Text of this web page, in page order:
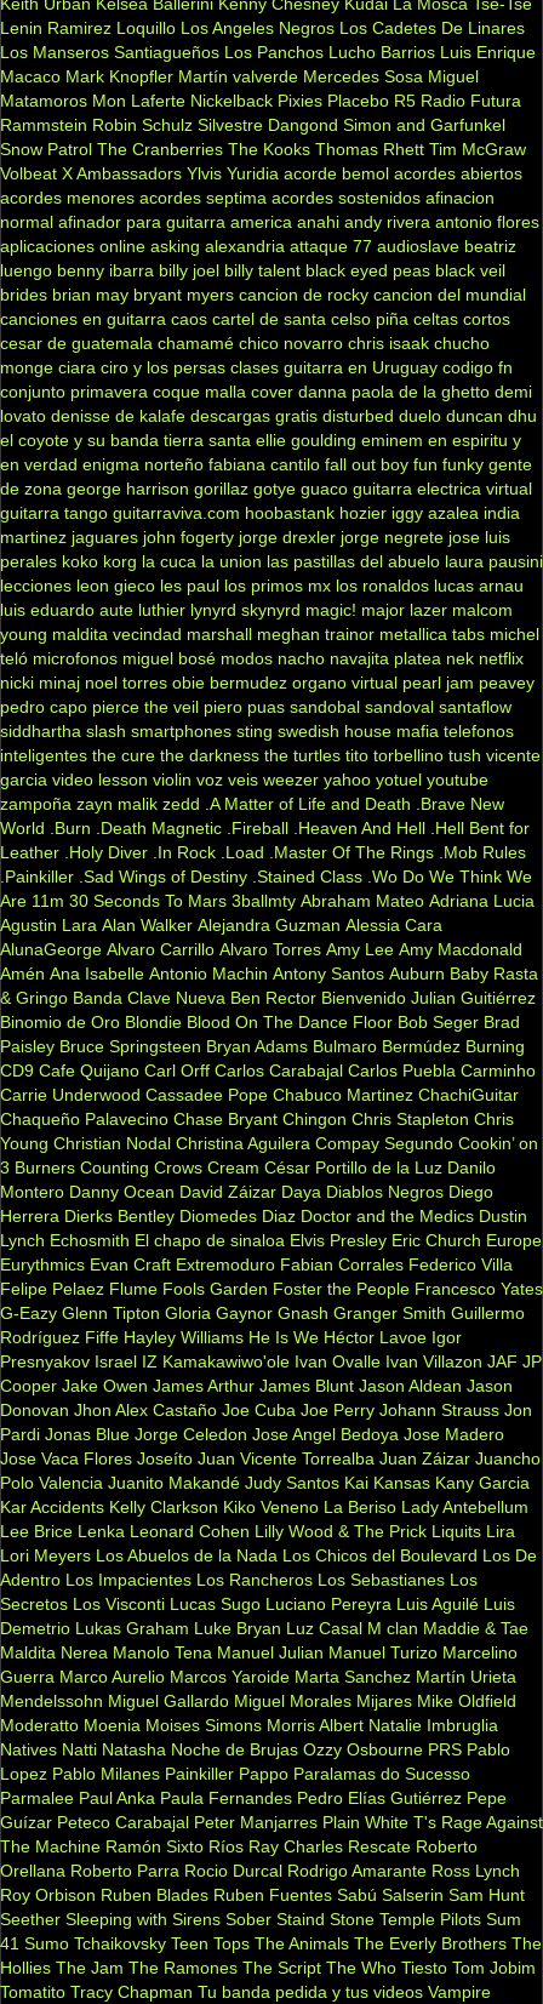
Lenin Ramirez Loquillo Los Angeles Negros Los Cadetes De Linares
Los Manseros Santiagueños Los Panchos Lucho Barrios Luis Enrique
Macaco Mark Knopfler Martín valverde Mercedes Sosa Miguel
Matamoros Mon Laferte Nickelback Pixies Placebo R5 Radio Futura
Rammstein Robin Schulz Silvestre Dangond Simon and Garfunkel
Snow Patrol The Cranberries The Kooks Thomas Rhett Tim McGraw
Volbeat X Ambassadors Ylvis Yuridia acorde bemol acordes abiertos
acordes menores acordes septima acordes sostenidos afinacion
normal afinador para guitarra america anahi andy rivera antonio flores
aplicaciones online asking alexandria attaque 77 audioslave beatriz
luengo benny ibarra billy joel billy talent black eyed peas black veil
brides brian may bryant myers cancion de rocky cancion del mundial
canciones en guitarra caos cartel de santa celso piña celtas cortos
cesar de guatemala chamamé chico novarro chris isaak chucho
monge ciara ciro y los persas clases guitarra en Uruguay codigo fn
conjunto primavera coque malla cover danna paola de la ghetto demi
lovato denisse de kalafe descargas gratis disturbed duelo duncan dhu
el coyote y su banda tierra santa ellie goulding eminem en espiritu y
en verdad enigma norteño fabiana cantilo fall out boy fun funky gente
de zona george harrison gorillaz gotye guaco guitarra electrica virtual
guitarra tango guitarraviva.com hoobastank hozier iggy azalea india
martinez jaguares john fogerty jorge drexler jorge negrete jose luis
perales koko korg la cuca la union las pastillas del abuelo laura pausini
lecciones leon gieco les paul los primos mx los ronaldos lucas arnau
luis eduardo aute luthier lynyrd skynyrd magic! major lazer malcom
young maldita vecindad marshall meghan trainor metallica tabs michel
teló microfonos miguel bosé modos nacho navajita platea nek netflix
nicki minaj noel torres obie bermudez organo virtual pearl jam peavey
pedro capo pierce the veil piero puas sandobal sandoval santaflow
siddhartha slash smartphones sting swedish house mafia telefonos
inteligentes the cure the darkness the turtles tito torbellino tush vicente
garcia video lesson violin voz veis weezer yahoo yotuel youtube
zampoña zayn malik zedd .A Matter of Life and Death
.Brave New
World
.Burn .Death Magnetic .Fireball .Heaven And Hell .Hell Bent for
Leather .Holy Diver .In Rock .Load .Master Of The Rings .Mob Rules
.Painkiller .Sad Wings of Destiny .Stained Class .Wo Do We Think We
Are 11m 30 Seconds To Mars 3ballmty Abraham Mateo Adriana Lucia
Agustin Lara Alan Walker Alejandra Guzman Alessia Cara
AlunaGeorge Alvaro Carrillo Alvaro Torres Amy Lee Amy Macdonald
Amén Ana Isabelle Antonio Machin Antony Santos Auburn Baby Rasta
& Gringo Banda Clave Nueva Ben Rector Bienvenido Julian Guitiérrez
Binomio de Oro Blondie Blood On The Dance Floor Bob Seger Brad
Paisley Bruce Springsteen Bryan Adams Bulmaro Bermúdez Burning
CD9 Cafe Quijano Carl Orff Carlos Carabajal Carlos Puebla Carminho
Carrie Underwood Cassadee Pope Chabuco Martinez ChachiGuitar
Chaqueño Palavecino Chase Bryant Chingon Chris Stapleton Chris
Young Christian Nodal Christina Aguilera Compay Segundo Cookin’ on
3 Burners Counting Crows Cream César Portillo de la Luz Danilo
Montero Danny Ocean David Záizar Daya Diablos Negros Diego
Herrera Dierks Bentley Diomedes Diaz Doctor and the Medics Dustin
Lynch Echosmith El chapo de sinaloa Elvis Presley Eric Church Europe
Eurythmics Evan Craft Extremoduro Fabian Corrales Federico Villa
Felipe Pelaez Flume Fools Garden Foster the People Francesco Yates
G-Eazy Glenn Tipton Gloria Gaynor Gnash Granger Smith Guillermo
Rodríguez Fiffe Hayley Williams He Is We Héctor Lavoe Igor
Presnyakov Israel IZ Kamakawiwo'ole Ivan Ovalle Ivan Villazon JAF JP
Cooper Jake Owen James Arthur James Blunt Jason Aldean Jason
Donovan Jhon Alex Castaño Joe Cuba Joe Perry Johann Strauss Jon
Pardi Jonas Blue Jorge Celedon Jose Angel Bedoya Jose Madero
Jose Vaca Flores Joseíto Juan Vicente Torrealba Juan Záizar Juancho
Polo Valencia Juanito Makandé Judy Santos Kai Kansas Kany Garcia
Kar Accidents Kelly Clarkson Kiko Veneno La Beriso Lady Antebellum
Lee Brice Lenka Leonard Cohen Lilly Wood & The Prick Liquits Lira
Lori Meyers Los Abuelos de la Nada Los Chicos del Boulevard Los De
Adentro Los Impacientes Los Rancheros Los Sebastianes Los
Secretos Los Visconti Lucas Sugo Luciano Pereyra Luis Aguilé Luis
Demetrio Lukas Graham Luke Bryan Luz Casal M clan Maddie & Tae
Maldita Nerea Manolo Tena Manuel Julian Manuel Turizo Marcelino
Guerra Marco Aurelio Marcos Yaroide Marta Sanchez Martín Urieta
Mendelssohn Miguel Gallardo Miguel Morales Mijares Mike Oldfield
Moderatto Moenia Moises Simons Morris Albert Natalie Imbruglia
Natives Natti Natasha Noche de Brujas Ozzy Osbourne PRS Pablo
Lopez Pablo Milanes Painkiller Pappo Paralamas do Sucesso
Parmalee Paul Anka Paula Fernandes Pedro Elías Gutiérrez Pepe
Guízar Peteco Carabajal Peter Manjarres Plain White T's Rage Against
The Machine Ramón Sixto Ríos Ray Charles Rescate Roberto
Orellana Roberto Parra Rocio Durcal Rodrigo Amarante Ross Lynch
Roy Orbison Ruben Blades Ruben Fuentes Sabú Salserin Sam Hunt
Seether Sleeping with Sirens Sober Staind Stone Temple Pilots Sum
41 Sumo Tchaikovsky Teen Tops The Animals The Everly Brothers The
Hollies The Jam The Ramones The Script The Who Tiesto Tom Jobim
Tomatito Tracy Chapman Tu banda pedida y tus videos Vampire